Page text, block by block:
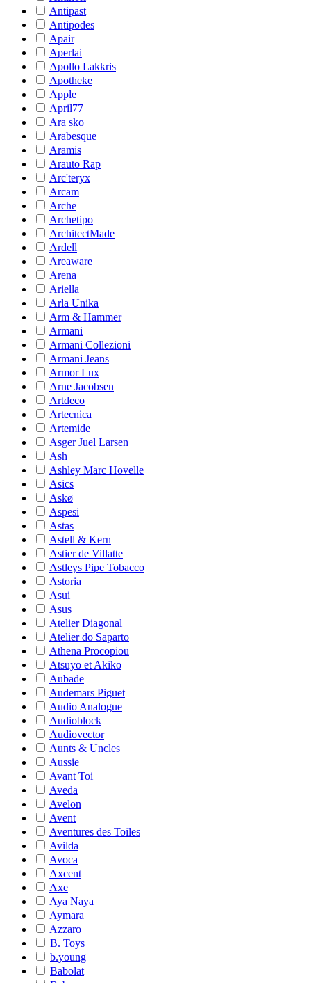
Antipast
Antipodes
Apair
Aperlai
Apollo Lakkris
Apotheke
Apple
April77
Ara sko
Arabesque
Aramis
Arauto Rap
Arc'teryx
Arcam
Arche
Archetipo
ArchitectMade
Ardell
Areaware
Arena
Ariella
Arla Unika
Arm & Hammer
Armani
Armani Collezioni
Armani Jeans
Armor Lux
Arne Jacobsen
Artdeco
Artecnica
Artemide
Asger Juel Larsen
Ash
Ashley Marc Hovelle
Asics
Askø
Aspesi
Astas
Astell & Kern
Astier de Villatte
Astleys Pipe Tobacco
Astoria
Asui
Asus
Atelier Diagonal
Atelier do Saparto
Athena Procopiou
Atsuyo et Akiko
Aubade
Audemars Piguet
Audio Analogue
Audioblock
Audiovector
Aunts & Uncles
Aussie
Avant Toi
Aveda
Avelon
Avent
Aventures des Toiles
Avilda
Avoca
Axcent
Axe
Aya Naya
Aymara
Azzaro
B. Toys
b.young
Babolat